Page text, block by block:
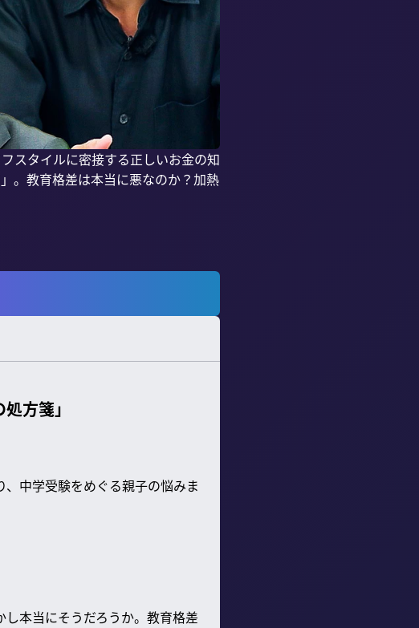
スタイルに密接する正しいお金の知
。教育格差は本当に悪なのか？加熱
方箋」
中学受験をめぐる親子の悩みま
本当にそうだろうか。教育格差